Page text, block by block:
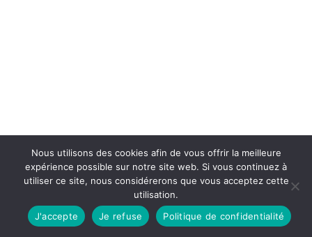
Nous utilisons des cookies afin de vous offrir la meilleure
expérience possible sur notre site web. Si vous continuez à
utiliser ce site, nous considérerons que vous acceptez cette
utilisation.
J'accepte
Je refuse Politique de confidentialité